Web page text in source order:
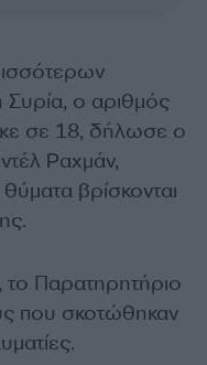
Συρία, ο αριθμός
σε 18, δήλωσε ο
Ραχμάν,
βρίσκονται
Παρατηρητήριο
που σκοτώθηκαν